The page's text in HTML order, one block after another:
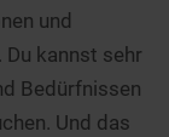
und
kannst sehr
Bedürfnissen
Und das